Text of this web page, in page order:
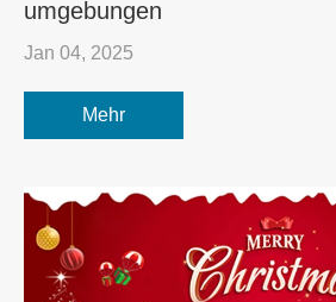
umgebungen
Jan 04, 2025
Mehr